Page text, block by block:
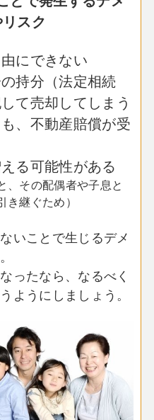
スク
にできない
持分（法定相続
て売却してしまう
、不動産賠償が受
る可能性がある
、その配偶者や子息と
継ぐため）
いことで生じるデメ
ったなら、なるべく
ようにしましょう。